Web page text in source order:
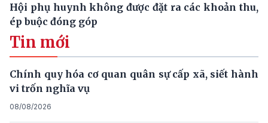
Hội phụ huynh không được đặt ra các khoản thu,
ép buộc đóng góp
Tin mới
Chính quy hóa cơ quan quân sự cấp xã, siết hành
vi trốn nghĩa vụ
08/08/2026